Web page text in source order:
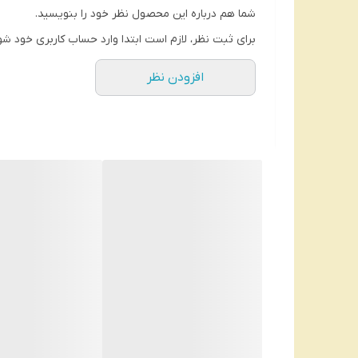
شما هم درباره این محصول نظر خود را بنویسید.
برای ثبت نظر، لازم است ابتدا وارد حساب کاربری خود
افزودن نظر